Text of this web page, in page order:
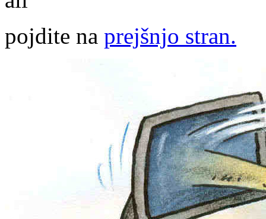
pojdite na prejšnjo stran.